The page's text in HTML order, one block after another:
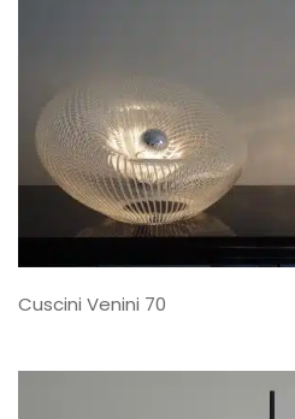
Cuscini Venini 70